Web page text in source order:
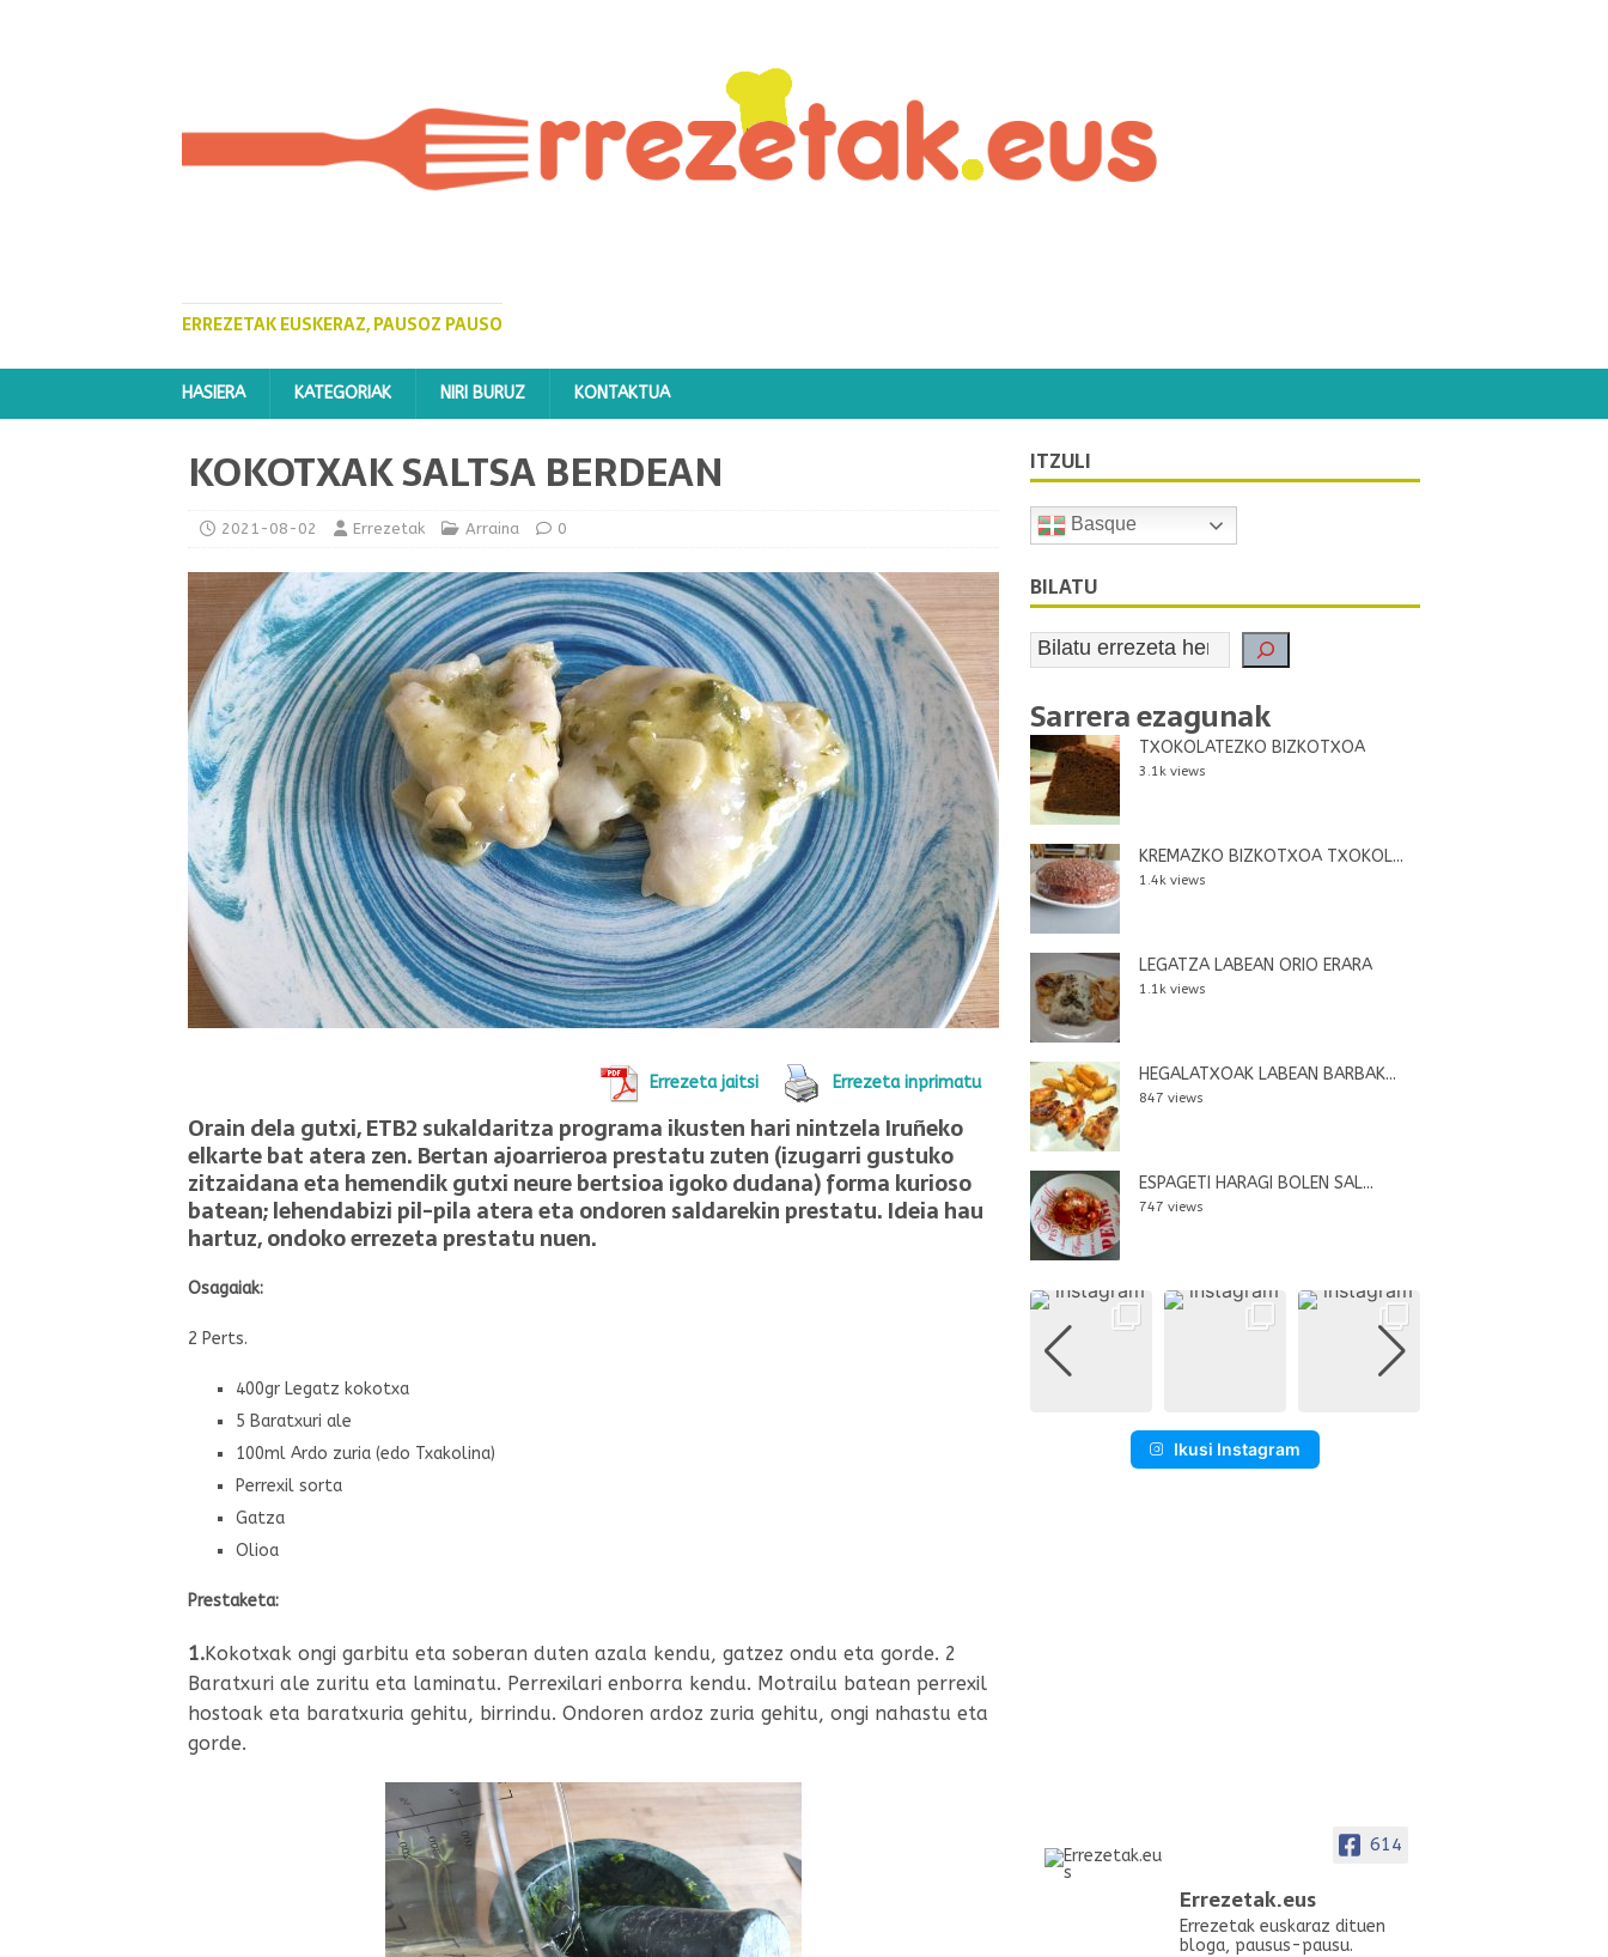
ERREZETAK EUSKERAZ, PAUSOZ PAUSO
HASIERA KATEGORIAK NIRI BURUZ KONTAKTUA
KOKOTXAK SALTSA BERDEAN
2021-08-02 Errezetak Arraina 0
Errezeta jaitsi Errezeta inprimatu
Orain dela gutxi, ETB2 sukaldaritza programa ikusten hari nintzela Iruñeko
elkarte bat atera zen. Bertan ajoarrieroa prestatu zuten (izugarri gustuko
zitzaidana eta hemendik gutxi neure bertsioa igoko dudana) forma kurioso
batean; lehendabizi pil-pila atera eta ondoren saldarekin prestatu. Ideia hau
hartuz, ondoko errezeta prestatu nuen.
Osagaiak:
2 Perts.
400gr Legatz kokotxa
5 Baratxuri ale
100ml Ardo zuria (edo Txakolina)
Perrexil sorta
Gatza
Olioa
Prestaketa:
1.Kokotxak ongi garbitu eta soberan duten azala kendu, gatzez ondu eta gorde. 2
Baratxuri ale zuritu eta laminatu. Perrexilari enborra kendu. Motrailu batean perrexil
hostoak eta baratxuria gehitu, birrindu. Ondoren ardoz zuria gehitu, ongi nahastu eta
gorde.
ITZULI
Basque
BILATU
Sarrera ezagunak
TXOKOLATEZKO BIZKOTXOA
3.1k views
KREMAZKO BIZKOTXOA TXOKOL...
1.4k views
LEGATZA LABEAN ORIO ERARA
1.1k views
HEGALATXOAK LABEAN BARBAK...
847 views
ESPAGETI HARAGI BOLEN SAL...
747 views
Ikusi Instagram
614
Errezetak.eus
Errezetak euskaraz dituen
bloga, pausus-pausu.